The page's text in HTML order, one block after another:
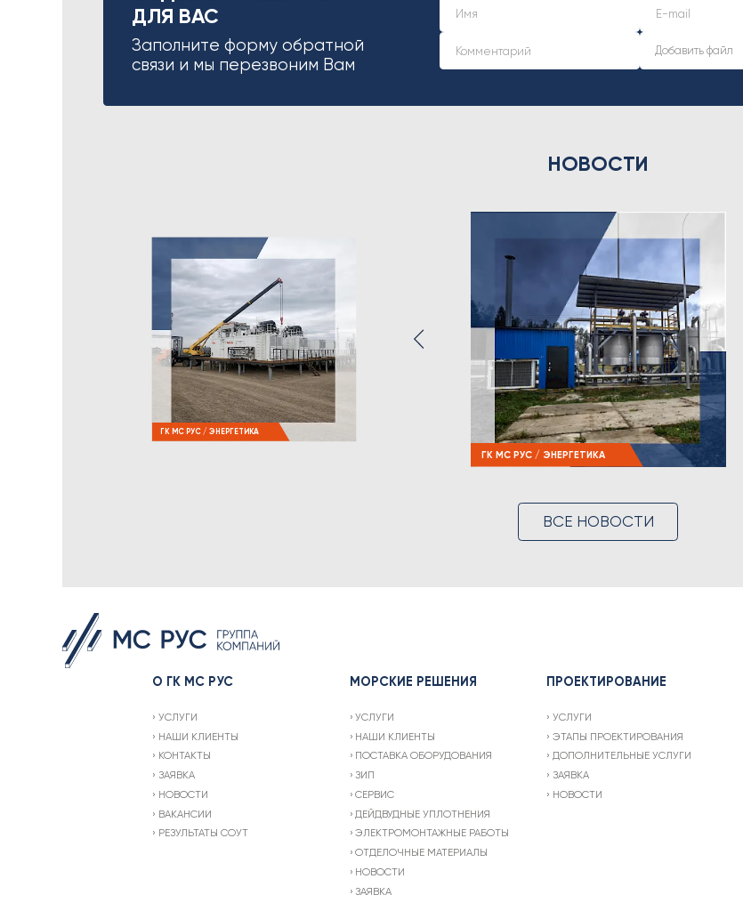
ДЛЯ ВАС
Заполните форму обратной
связи и мы перезвоним Вам
НОВОСТИ
ГК МС РУС / ЭНЕРГЕТИКА
ГК МС РУС / ЭНЕРГЕТИКА
ВСЕ НОВОСТИ
О ГК МС РУС
УСЛУГИ
НАШИ КЛИЕНТЫ
КОНТАКТЫ
ЗАЯВКА
НОВОСТИ
ВАКАНСИИ
РЕЗУЛЬТАТЫ СОУТ
МОРСКИЕ РЕШЕНИЯ
УСЛУГИ
НАШИ КЛИЕНТЫ
ПОСТАВКА ОБОРУДОВАНИЯ
ЗИП
СЕРВИС
ДЕЙДВУДНЫЕ УПЛОТНЕНИЯ
ЭЛЕКТРОМОНТАЖНЫЕ РАБОТЫ
ОТДЕЛОЧНЫЕ МАТЕРИАЛЫ
НОВОСТИ
ЗАЯВКА
ПРОЕКТИРОВАНИЕ
УСЛУГИ
ЭТАПЫ ПРОЕКТИРОВАНИЯ
ДОПОЛНИТЕЛЬНЫЕ УСЛУГИ
ЗАЯВКА
НОВОСТИ